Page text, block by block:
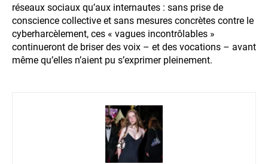
réseaux sociaux qu’aux internautes : sans prise de
conscience collective et sans mesures concrètes contre le
cyberharcèlement, ces « vagues incontrôlables »
continueront de briser des voix – et des vocations – avant
même qu’elles n’aient pu s’exprimer pleinement.